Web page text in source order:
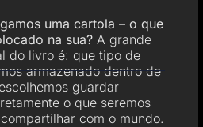
uma cartola – o que
na sua?A grande
do livro é: que tipo de
armazenado dentro de
guardar
o que seremos
com o mundo.